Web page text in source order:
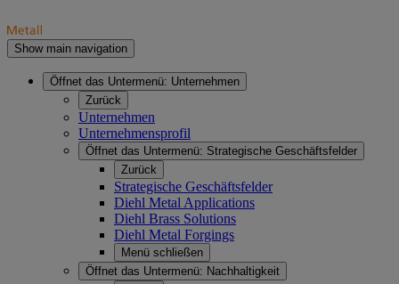
Show main navigation
Öffnet das Untermenü: Unternehmen
Zurück
Unternehmen
Unternehmensprofil
Öffnet das Untermenü: Strategische Geschäftsfelder
Zurück
Strategische Geschäftsfelder
Diehl Metal Applications
Diehl Brass Solutions
Diehl Metal Forgings
Menü schließen
Öffnet das Untermenü: Nachhaltigkeit